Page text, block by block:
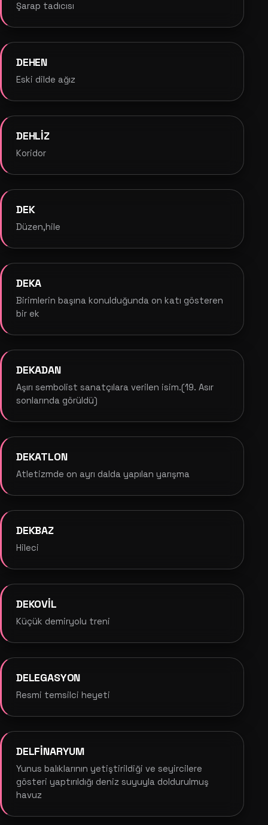
Şarap tadıcısı
DEHEN
Eski dilde ağız
DEHLİZ
Koridor
DEK
Düzen,hile
DEKA
Birimlerin başına konulduğunda on katı gösteren
bir ek
DEKADAN
Aşırı sembolist sanatçılara verilen isim.(19. Asır
sonlarında görüldü)
DEKATLON
Atletizmde on ayrı dalda yapılan yarışma
DEKBAZ
Hileci
DEKOVİL
Küçük demiryolu treni
DELEGASYON
Resmi temsilci heyeti
DELFİNARYUM
Yunus balıklarının yetiştirildiği ve seyircilere
gösteri yaptırıldığı deniz suyuyla doldurulmuş
havuz